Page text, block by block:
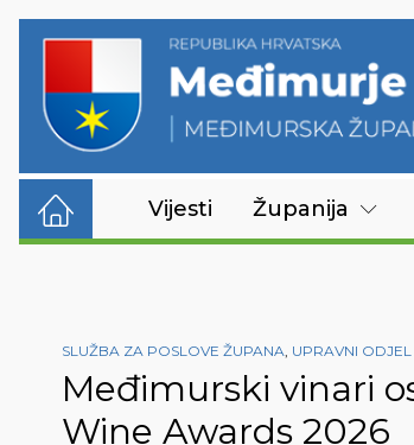
Vijesti Županija
SLUŽBA ZA POSLOVE ŽUPANA, UPRAVNI
Međimurski vinari
Wine Awards 2026